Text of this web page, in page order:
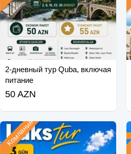
2-дневный тур Quba, включая
питание
50 AZN
Компания